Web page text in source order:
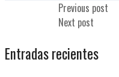
Previous post
Next post
Entradas recientes